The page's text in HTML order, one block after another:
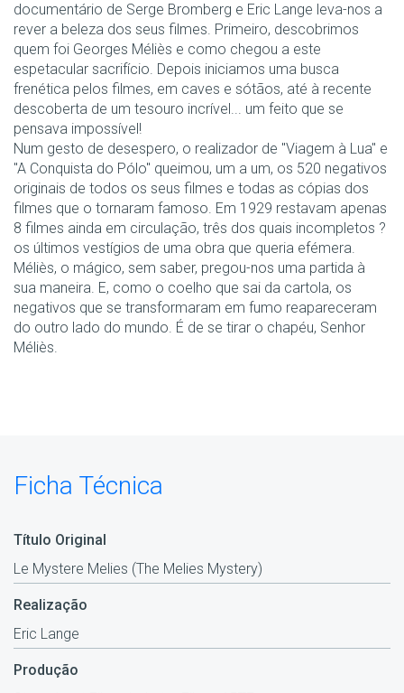
documentário de Serge Bromberg e Eric Lange leva-nos a
rever a beleza dos seus filmes. Primeiro, descobrimos
quem foi Georges Méliès e como chegou a este
espetacular sacrifício. Depois iniciamos uma busca
frenética pelos filmes, em caves e sótãos, até à recente
descoberta de um tesouro incrível... um feito que se
pensava impossível!
Num gesto de desespero, o realizador de "Viagem à Lua" e
"A Conquista do Pólo" queimou, um a um, os 520 negativos
originais de todos os seus filmes e todas as cópias dos
filmes que o tornaram famoso. Em 1929 restavam apenas
8 filmes ainda em circulação, três dos quais incompletos ?
os últimos vestígios de uma obra que queria efémera.
Méliès, o mágico, sem saber, pregou-nos uma partida à
sua maneira. E, como o coelho que sai da cartola, os
negativos que se transformaram em fumo reapareceram
do outro lado do mundo. É de se tirar o chapéu, Senhor
Méliès.
Ficha Técnica
Título Original
Le Mystere Melies (The Melies Mystery)
Realização
Eric Lange
Produção